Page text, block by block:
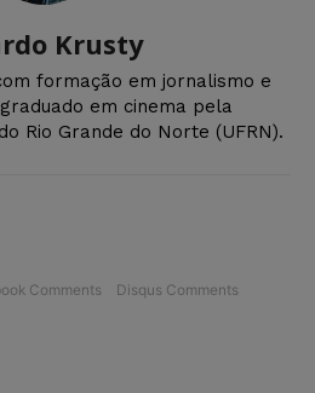
Krusty
formação em jornalismo e
em cinema pela
Rio Grande do Norte (UFRN).
Comments Disqus Comments